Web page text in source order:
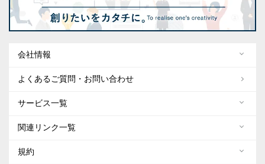
会社情報
よくあるご質問・お問い合わせ
サービス一覧
関連リンク一覧
規約